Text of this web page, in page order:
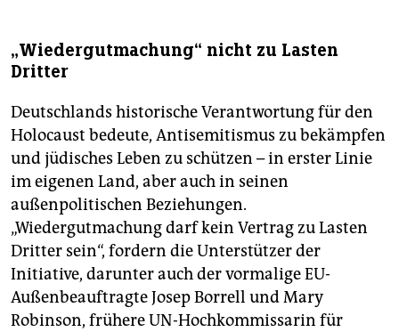
„Wiedergutmachung“ nicht zu Lasten
Dritter
Deutschlands historische Verantwortung für den
Holocaust bedeute, Antisemitismus zu bekämpfen
und jüdisches Leben zu schützen – in erster Linie
im eigenen Land, aber auch in seinen
außenpolitischen Beziehungen.
„Wiedergutmachung darf kein Vertrag zu Lasten
Dritter sein“, fordern die Unterstützer der
Initiative, darunter auch der vormalige EU-
Außenbeauftragte Josep Borrell und Mary
Robinson, frühere UN-Hochkommissarin für